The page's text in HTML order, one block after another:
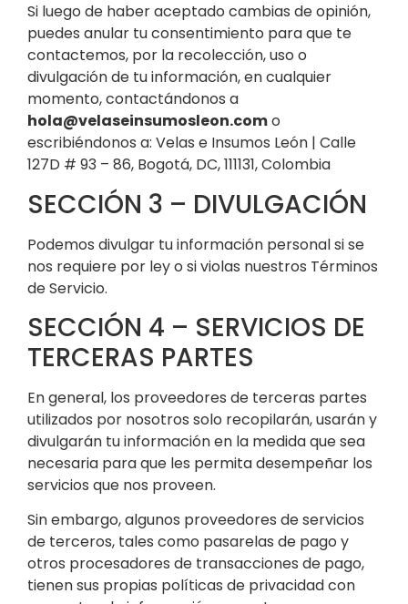
Si luego de haber aceptado cambias de opinión,
puedes anular tu consentimiento para que te
contactemos, por la recolección, uso o
divulgación de tu información, en cualquier
momento, contactándonos a
hola@velaseinsumosleon.como
escribiéndonos a: Velas e Insumos León | Calle
127D # 93 – 86, Bogotá, DC, 111131, Colombia
SECCIÓN 3 – DIVULGACIÓN
Podemos divulgar tu información personal si se
nos requiere por ley o si violas nuestros Términos
de Servicio.
SECCIÓN 4 – SERVICIOS DE
TERCERAS PARTES
En general, los proveedores de terceras partes
utilizados por nosotros solo recopilarán, usarán y
divulgarán tu información en la medida que sea
necesaria para que les permita desempeñar los
servicios que nos proveen.
Sin embargo, algunos proveedores de servicios
de terceros, tales como pasarelas de pago y
otros procesadores de transacciones de pago,
tienen sus propias políticas de privacidad con